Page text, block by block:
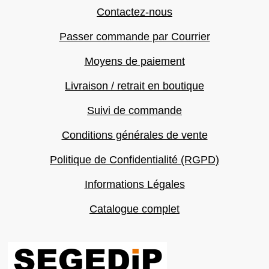
Contactez-nous
Passer commande par Courrier
Moyens de paiement
Livraison / retrait en boutique
Suivi de commande
Conditions générales de vente
Politique de Confidentialité (RGPD)
Informations Légales
Catalogue complet